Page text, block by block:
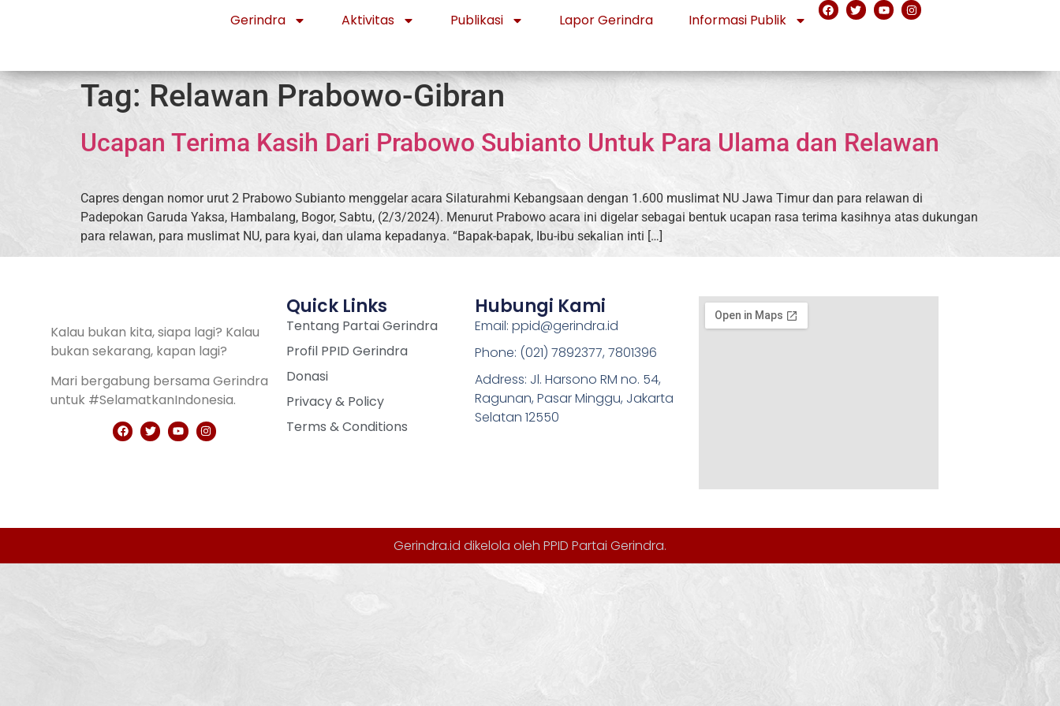
Gerindra Aktivitas Publikasi Lapor Gerindra Informasi Publik
Tag: Relawan Prabowo-Gibran
Ucapan Terima Kasih Dari Prabowo Subianto Untuk Para Ulama dan Relawan
Capres dengan nomor urut 2 Prabowo Subianto menggelar acara Silaturahmi Kebangsaan dengan 1.600 muslimat NU Jawa Timur dan para relawan di
Padepokan Garuda Yaksa, Hambalang, Bogor, Sabtu, (2/3/2024). Menurut Prabowo acara ini digelar sebagai bentuk ucapan rasa terima kasihnya atas dukungan
para relawan, para muslimat NU, para kyai, dan ulama kepadanya. “Bapak-bapak, Ibu-ibu sekalian inti […]
Kalau bukan kita, siapa lagi? Kalau
bukan sekarang, kapan lagi?
Mari bergabung bersama Gerindra
untuk #SelamatkanIndonesia.
Quick Links
Tentang Partai Gerindra
Profil PPID Gerindra
Donasi
Privacy & Policy
Terms & Conditions
Hubungi Kami
Email: ppid@gerindra.id
Phone: (021) 7892377, 7801396
Address: Jl. Harsono RM no. 54,
Ragunan, Pasar Minggu, Jakarta
Selatan 12550
Gerindra.id dikelola oleh PPID Partai Gerindra.